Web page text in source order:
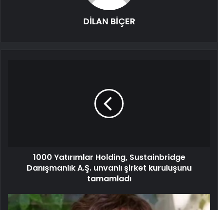
DİLAN BİÇER
1000 Yatırımlar Holding, Sustainbridge
Danışmanlık A.Ş. unvanlı şirket kuruluşunu
tamamladı